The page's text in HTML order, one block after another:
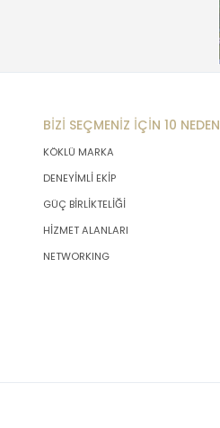
BİZİ SEÇMENİZ İÇİN 10 NEDEN
KÖKLÜ MARKA
DENEYİMLİ EKİP
GÜÇ BİRLİKTELİĞİ
HİZMET ALANLARI
NETWORKING